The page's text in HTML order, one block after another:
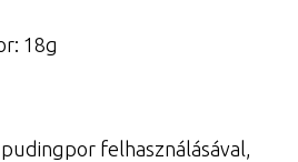
18g
felhasználásával,